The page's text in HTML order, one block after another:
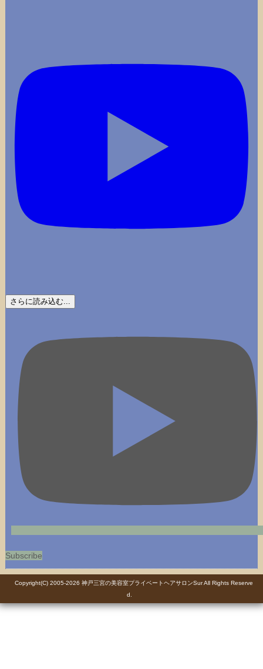
さらに読み込む...
Subscribe
Copyright(C) 2005-2026 神戸三宮の美容室プライベートヘアサロンSurAll Rights Reserve
d.